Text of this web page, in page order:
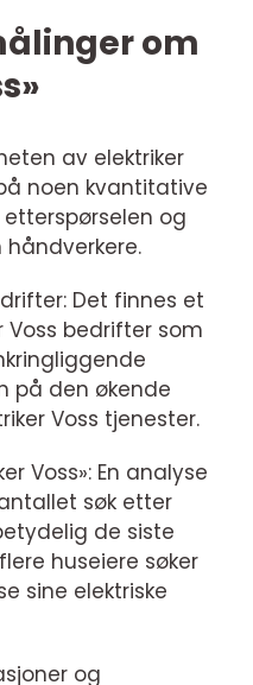
om
av elektriker
noen kvantitative
og
Det finnes et
bedrifter som
på den økende
Voss tjenester.
Voss»: En analyse
søk etter
de siste
huseiere søker
sine elektriske
og